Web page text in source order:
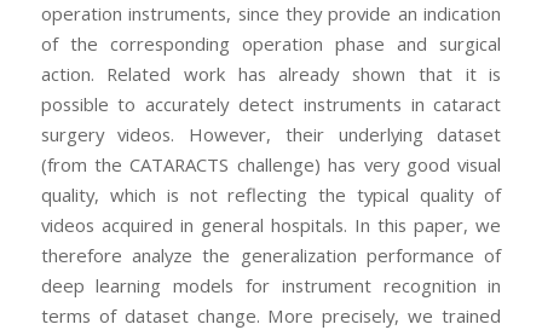
operation instruments, since they provide an indication
of the corresponding operation phase and surgical
action. Related work has already shown that it is
possible to accurately detect instruments in cataract
surgery videos. However, their underlying dataset
(from the CATARACTS challenge) has very good visual
quality, which is not reflecting the typical quality of
videos acquired in general hospitals. In this paper, we
therefore analyze the generalization performance of
deep learning models for instrument recognition in
terms of dataset change. More precisely, we trained